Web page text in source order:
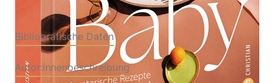
Bibliografische Daten
Autor:innenbeschreibung